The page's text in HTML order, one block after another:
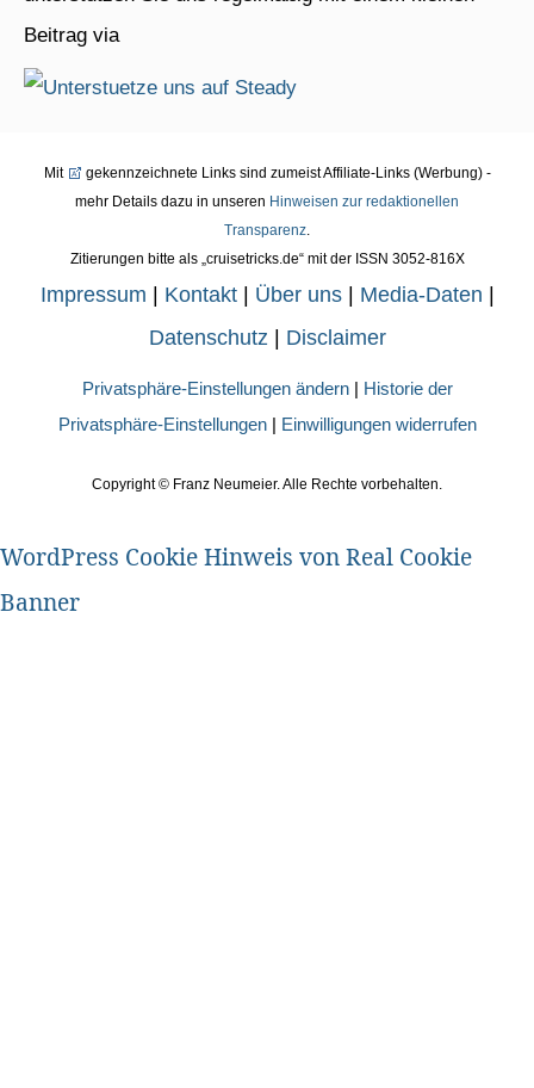
Beitrag via
Mit
gekennzeichnete Links sind zumeist Affiliate-Links (Werbung) -
mehr Details dazu in unseren Hinweisen zur redaktionellen
Transparenz.
Zitierungen bitte als „cruisetricks.de“ mit der ISSN 3052-816X
Impressum Kontakt| Über uns| Media-Daten
Datenschutz| Disclaimer
Privatsphäre-Einstellungen ändern| Historie der
Privatsphäre-Einstellungen| Einwilligungen widerrufen
Copyright © Franz Neumeier. Alle Rechte vorbehalten.
WordPress Cookie Hinweis von Real Cookie
Banner